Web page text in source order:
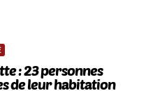
: 23 personnes
de leur habitation